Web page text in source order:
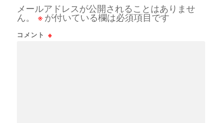
メールアドレスが公開されることはありませ
ん。
※ が付いている欄は必須項目です
コメント ※